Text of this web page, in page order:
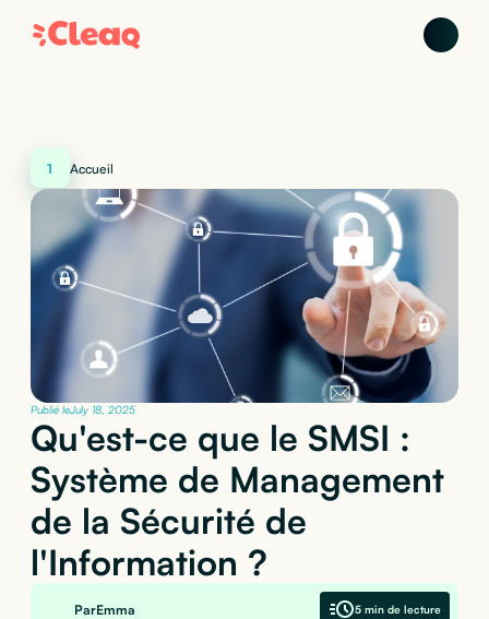
1 Accueil
Publié leJuly 18, 2025
Qu'est-ce que le SMSI :
Système de Management
de la Sécurité de
l'Information ?
ParEmma 5 min de lecture